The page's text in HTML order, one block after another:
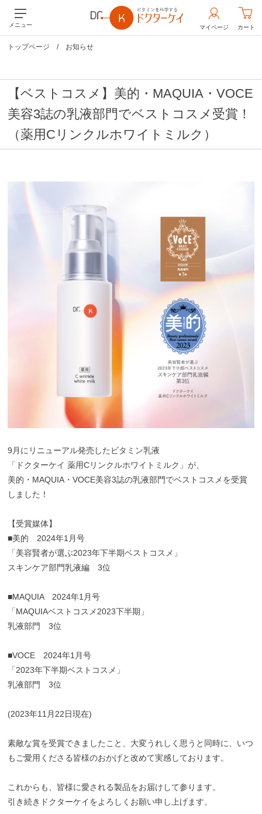
メニュー マイページ カート
トップページ / お知らせ
【ベストコスメ】美的・MAQUIA・VOCE
美容3誌の乳液部門でベストコスメ受賞！
（薬用Cリンクルホワイトミルク）
9月にリニューアル発売したビタミン乳液
「ドクターケイ 薬用Cリンクルホワイトミルク」が、
美的・MAQUIA・VOCE美容3誌の乳液部門でベストコスメを受賞
しました！
【受賞媒体】
■美的 2024年1月号
「美容賢者が選ぶ2023年下半期ベストコスメ」
スキンケア部門乳液編 3位
■MAQUIA 2024年1月号
「MAQUIAベストコスメ2023下半期」
乳液部門 3位
■VOCE 2024年1月号
「2023年下半期ベストコスメ」
乳液部門 3位
(2023年11月22日現在)
素敵な賞を受賞できましたこと、大変うれしく思うと同時に、いつ
もご愛用くださる皆様のおかげと改めて実感しております。
これからも、皆様に愛される製品をお届けして参ります。
引き続きドクターケイをよろしくお願い申し上げます。